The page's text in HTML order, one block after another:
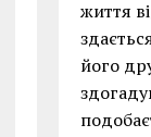
життя
його